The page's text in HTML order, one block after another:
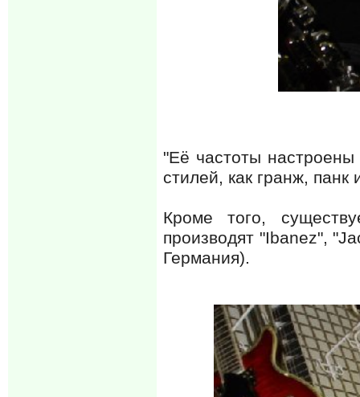
"Её частоты настроены
стилей, как гранж, панк
Кроме того,
производят "Ibanez",
Германия).